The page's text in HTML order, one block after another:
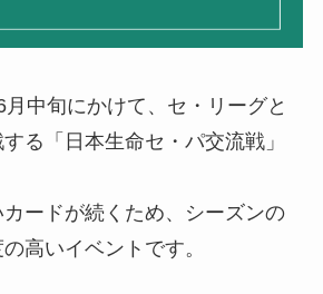
中旬にかけて、セ・リーグと
る「日本生命セ・パ交流戦」
ードが続くため、シーズンの
高いイベントです。